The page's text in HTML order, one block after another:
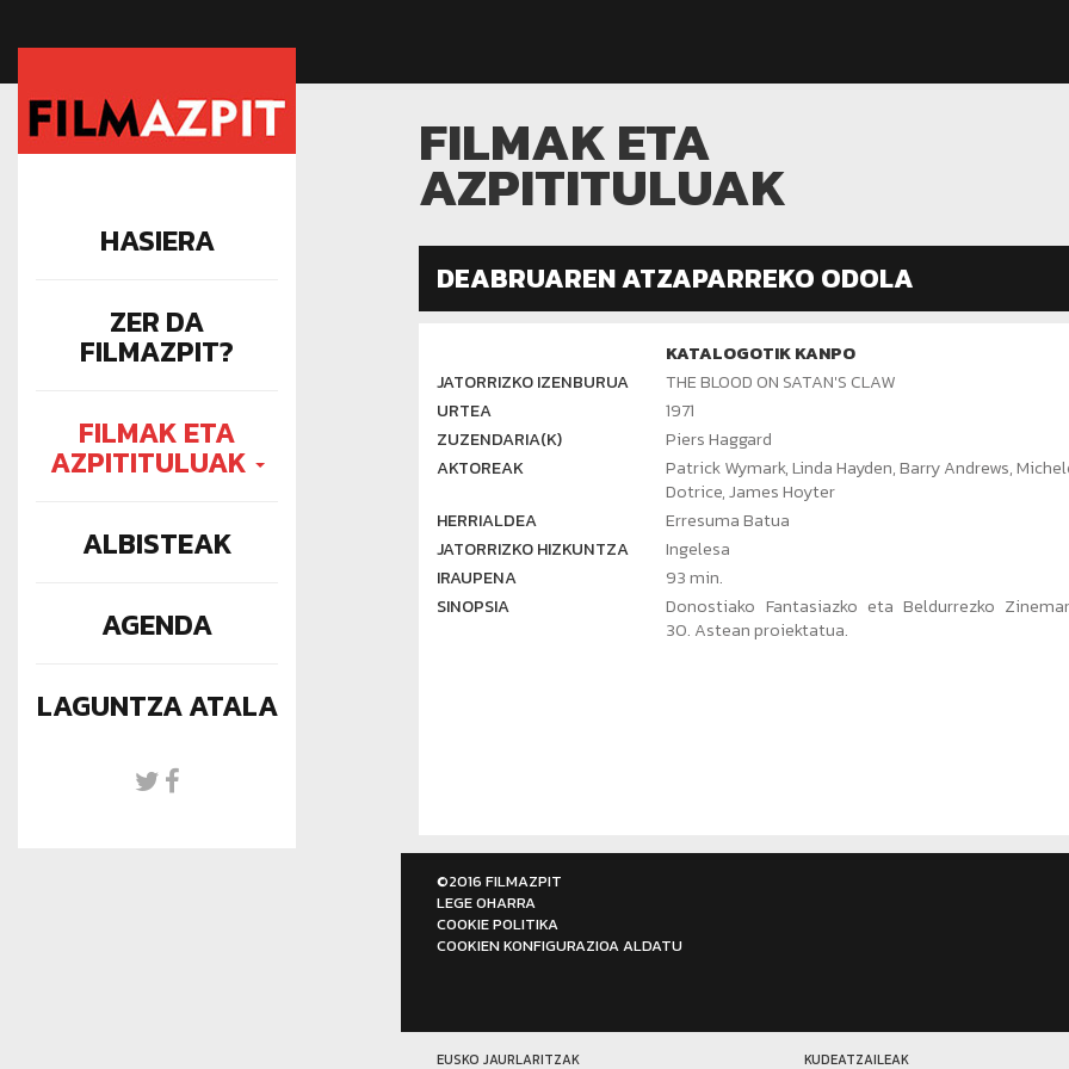
HASIERA
ZER DA
FILMAZPIT?
FILMAK ETA
AZPITITULUAK
ALBISTEAK
AGENDA
LAGUNTZA ATALA
FILMAK ETA
AZPITITULUAK
DEABRUAREN ATZAPARREKO ODOLA
KATALOGOTIK KANPO
JATORRIZKO IZENBURUA
THE BLOOD ON SATAN'S CLAW
URTEA
1971
ZUZENDARIA(K)
Piers Haggard
AKTOREAK
Patrick Wymark, Linda Hayden, Barry Andrews,
Dotrice, James Hoyter
HERRIALDEA
Erresuma Batua
JATORRIZKO HIZKUNTZA
Ingelesa
IRAUPENA
93 min.
SINOPSIA
Donostiako Fantasiazko eta Beldurrezko
30. Astean proiektatua.
©2016 FILMAZPIT
LEGE OHARRA
COOKIE POLITIKA
COOKIEN KONFIGURAZIOA ALDATU
EUSKO JAURLARITZAK
KUDEATZAILEAK